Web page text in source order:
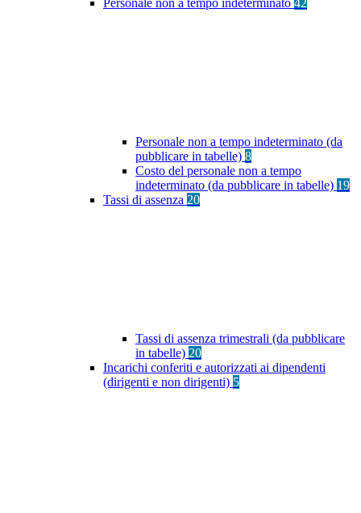
Personale non a tempo indeterminato 42
Personale non a tempo indeterminato (da
pubblicare in tabelle) 8
Costo del personale non a tempo
indeterminato (da pubblicare in tabelle) 19
Tassi di assenza 20
Tassi di assenza trimestrali (da pubblicare
in tabelle) 20
Incarichi conferiti e autorizzati ai dipendenti
(dirigenti e non dirigenti) 5